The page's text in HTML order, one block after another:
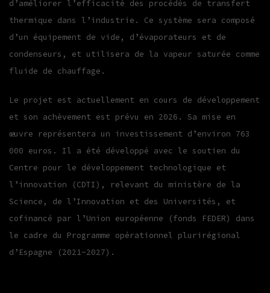
d’améliorer l’efficacité des procédés de transfert
thermique dans l’industrie. Ce système sera composé
d’un équipement de vide, d’évaporateurs et de
condenseurs, et utilisera de la vapeur saturée comme
fluide de chauffage.
Le projet est actuellement en cours de développement
et son achèvement est prévu en 2026. Sa mise en
œuvre représentera un investissement d’environ 763
000 euros. Il a été développé avec le soutien du
Centre pour le développement technologique et
l’innovation (CDTI), relevant du ministère de la
Science, de l’Innovation et des Universités, et
cofinancé par l’Union européenne (fonds FEDER) dans
le cadre du Programme opérationnel plurirégional
d’Espagne (2021-2027).